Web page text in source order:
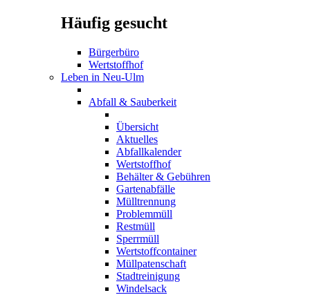
Häufig gesucht
Bürgerbüro
Wertstoffhof
Leben in Neu-Ulm
Abfall & Sauberkeit
Übersicht
Aktuelles
Abfallkalender
Wertstoffhof
Behälter & Gebühren
Gartenabfälle
Mülltrennung
Problemmüll
Restmüll
Sperrmüll
Wertstoffcontainer
Müllpatenschaft
Stadtreinigung
Windelsack